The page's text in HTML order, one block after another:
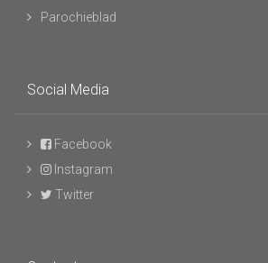
Parochieblad
Social Media
Facebook
Instagram
Twitter